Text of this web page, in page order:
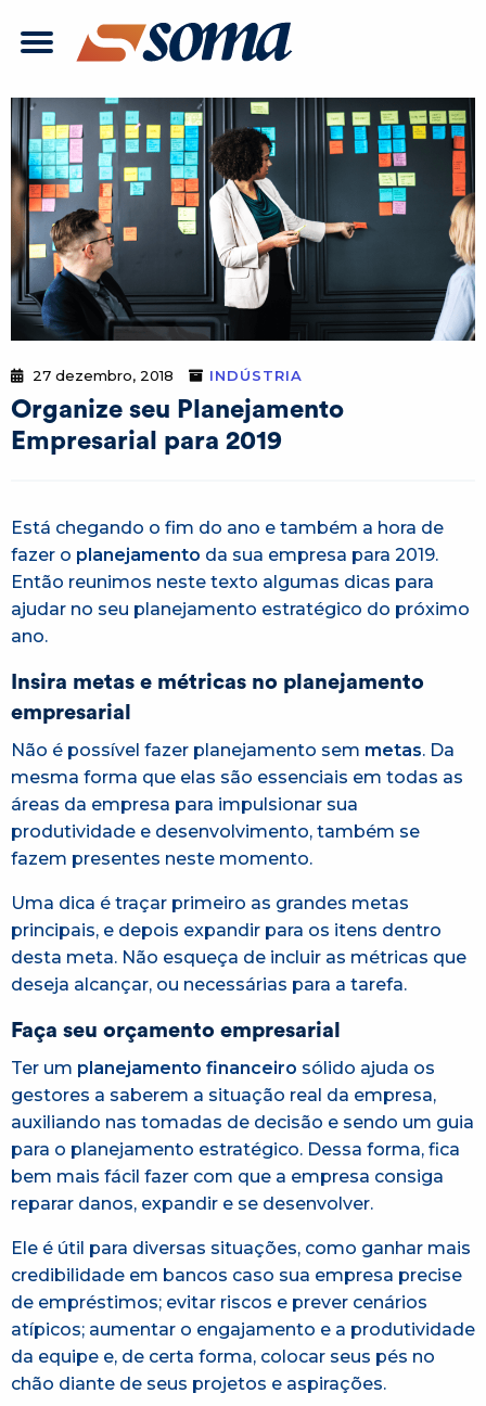
27 dezembro, 2018 INDÚSTRIA
Organize seu Planejamento
Empresarial para 2019
Está chegando o fim do ano e também a hora de
fazer o planejamento da sua empresa para 2019.
Então reunimos neste texto algumas dicas para
ajudar no seu planejamento estratégico do próximo
ano.
Insira metas e métricas no planejamento
empresarial
Não é possível fazer planejamento sem metas. Da
mesma forma que elas são essenciais em todas as
áreas da empresa para impulsionar sua
produtividade e desenvolvimento, também se
fazem presentes neste momento.
Uma dica é traçar primeiro as grandes metas
principais, e depois expandir para os itens dentro
desta meta. Não esqueça de incluir as métricas que
deseja alcançar, ou necessárias para a tarefa.
Faça seu orçamento empresarial
Ter um planejamento financeiro sólido ajuda os
gestores a saberem a situação real da empresa,
auxiliando nas tomadas de decisão e sendo um guia
para o planejamento estratégico. Dessa forma, fica
bem mais fácil fazer com que a empresa consiga
reparar danos, expandir e se desenvolver.
Ele é útil para diversas situações, como ganhar mais
credibilidade em bancos caso sua empresa precise
de empréstimos; evitar riscos e prever cenários
atípicos; aumentar o engajamento e a produtividade
da equipe e, de certa forma, colocar seus pés no
chão diante de seus projetos e aspirações.